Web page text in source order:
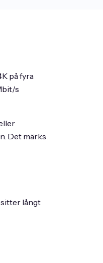
på fyra
s
Det märks
sitter långt